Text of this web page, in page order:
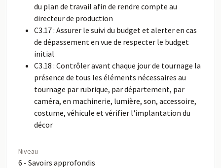
du plan de travail afin de rendre compte au
directeur de production
C3.17 : Assurer le suivi du budget et alerter en cas
de dépassement en vue de respecter le budget
initial
C3.18 : Contrôler avant chaque jour de tournage la
présence de tous les éléments nécessaires au
tournage par rubrique, par département, par
caméra, en machinerie, lumière, son, accessoire,
costume, véhicule et vérifier l'implantation du
décor
Niveau
6 - Savoirs approfondis